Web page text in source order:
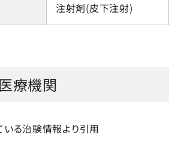
注射剤(皮下注射)
療機関
る治験情報より引用